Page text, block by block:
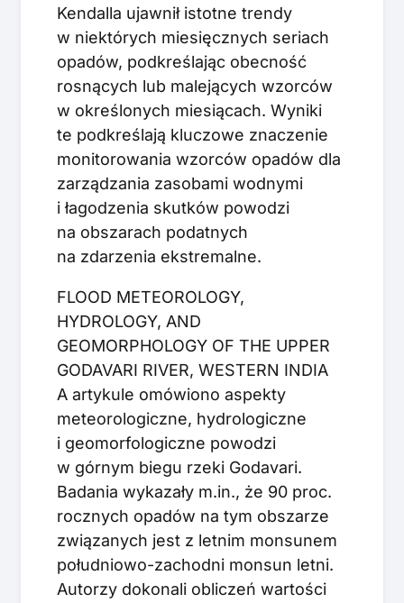
Kendalla ujawnił istotne trendy
w niektórych miesięcznych seriach
opadów, podkreślając obecność
rosnących lub malejących wzorców
w określonych miesiącach. Wyniki
te podkreślają kluczowe znaczenie
monitorowania wzorców opadów dla
zarządzania zasobami wodnymi
i łagodzenia skutków powodzi
na obszarach podatnych
na zdarzenia ekstremalne.
FLOOD METEOROLOGY,
HYDROLOGY, AND
GEOMORPHOLOGY OF THE UPPER
GODAVARI RIVER, WESTERN INDIA
A artykule omówiono aspekty
meteorologiczne, hydrologiczne
i geomorfologiczne powodzi
w górnym biegu rzeki Godavari.
Badania wykazały m.in., że 90 proc.
rocznych opadów na tym obszarze
związanych jest z letnim monsunem
południowo-zachodni monsun letni.
Autorzy dokonali obliczeń wartości